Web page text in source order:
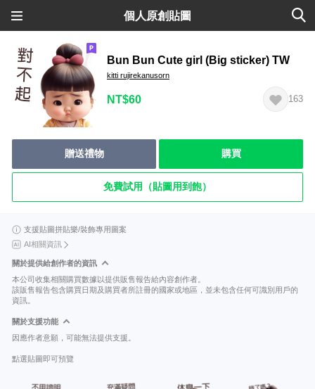
個人原創貼圖
Bun Bun Cute girl (Big sticker) TW
kitti rujirekanusorn
NT$60 163
贈送禮物 購買
免費試用（貼圖用到飽）
支援貼圖拼貼樂/裝飾專用圖案
AI相關資訊
關於提供給創作者的資訊
本公司收集相關購買數據以提供販售報告給內容創作者。
該販售報告包含購買日期及購買者所註冊的國家或地區，並未包含任何可識別用戶的
資訊。
關於支援功能
因應作者意願，可能無法提供支援。
點選貼圖即可預覽